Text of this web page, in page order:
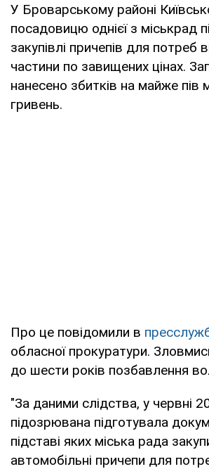
У Броварському районі
посадовицю однієї з міськрад
закупівлі причепів для потреб
частини по завищених цінах.
нанесено збитків на майже пів
гривень.
Про це повідомили в
обласної прокуратури.
до шести років позбавлення
"За даними слідства, у червні
підозрювана підготувала
підставі яких міська рада
автомобільні причепи для